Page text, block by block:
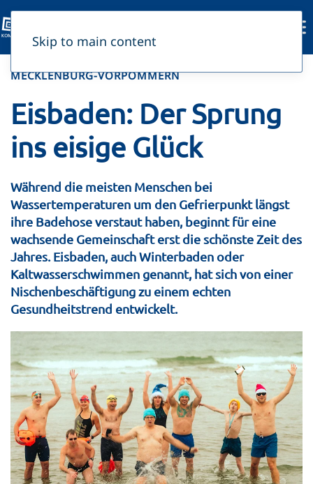
Skip to main content
MECKLENBURG-VORPOMMERN
Eisbaden: Der Sprung
ins eisige Glück
Während die meisten Menschen bei
Wassertemperaturen um den Gefrierpunkt längst
ihre Badehose verstaut haben, beginnt für eine
wachsende Gemeinschaft erst die schönste Zeit des
Jahres. Eisbaden, auch Winterbaden oder
Kaltwasserschwimmen genannt, hat sich von einer
Nischenbeschäftigung zu einem echten
Gesundheitstrend entwickelt.